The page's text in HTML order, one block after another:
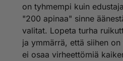
on tyhmempi kuin
"200 apinaa" sinne
valitat. Lopeta turha
ja ymmärrä, että siihen
ei osaa virheettömiä